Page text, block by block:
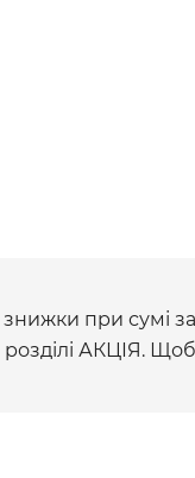
знижки при сумі
АКЦІЯ.